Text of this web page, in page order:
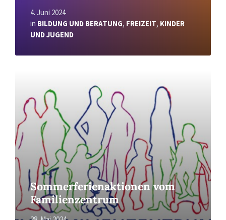
4. Juni 2024
in BILDUNG UND BERATUNG, FREIZEIT, KINDER
UND JUGEND
Sommerferienaktionen vom
Familienzentrum